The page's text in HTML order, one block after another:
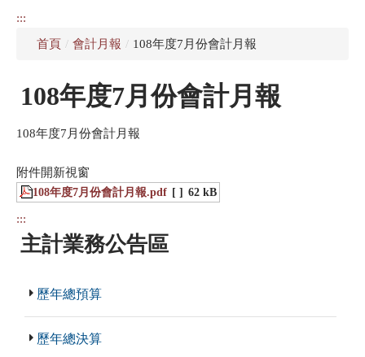
:::
首頁 / 會計月報 / 108年度7月份會計月報
108年度7月份會計月報
108年度7月份會計月報
附件開新視窗
108年度7月份會計月報.pdf [ ] 62 kB
:::
主計業務公告區
歷年總預算
歷年總決算